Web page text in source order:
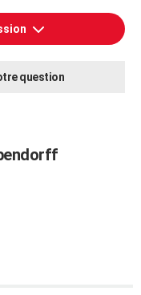
question